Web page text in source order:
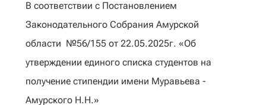
В соответствии с Постановлением
Законодательного Собрания Амурской
области №56/155 от 22.05.2025г. «Об
утверждении единого списка студентов на
получение стипендии имени Муравьева -
Амурского Н.Н.»